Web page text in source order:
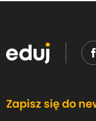
Zapisz się do